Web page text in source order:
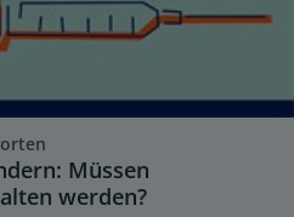
Müssen
werden?